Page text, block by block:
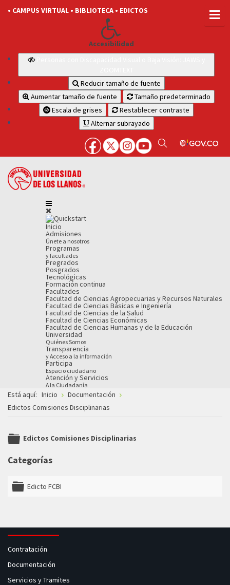
• CAMPUS VIRTUAL • BIBLIOTECA • EDICTOS
Accesibilidad
Reducir tamaño de fuente
Aumentar tamaño de fuente
Tamaño predeterminado
Escala de grises
Restablecer contraste
Alternar subrayado
Inicio
Admisiones
Únete a nosotros
Programas
y facultades
Pregrados
Posgrados
Tecnológicas
Formación continua
Facultades
Facultad de Ciencias Agropecuarias y Recursos Naturales
Facultad de Ciencias Básicas e Ingeniería
Facultad de Ciencias de la Salud
Facultad de Ciencias Económicas
Facultad de Ciencias Humanas y de la Educación
Universidad
Quiénes Somos
Transparencia
y Acceso a la información
Participa
Espacio ciudadano
Atención y Servicios
A la Ciudadanía
Está aquí: Inicio
Documentación
Edictos Comisiones Disciplinarias
Edictos Comisiones Disciplinarias
Categorías
Edicto FCBI
Contratación
Documentación
Servicios y Tramites